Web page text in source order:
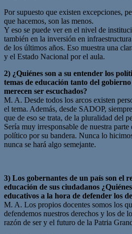
Por supuesto que existen excepciones,
que hacemos, son las menos.
Y eso se puede ver en el nivel de
también en la inversión en
de los últimos años. Eso muestra una
y el Estado Nacional por el aula.
2) ¿Quiénes son a su entender los
temas de educación tanto del
merecen ser escuchados?
M. A. Desde todos los arcos existen
el tema. Además, desde SADOP,
que de eso se trata, de la pluralidad del
Sería muy irresponsable de nuestra
político por su bandera. Nunca lo
nunca se hará algo semejante.
3) Los gobernantes de un país son el
educación de sus ciudadanos
educativos a la hora de defender los
M. A. Los propios docentes somos los
defendemos nuestros derechos y los de
razón de ser y el futuro de la Patria